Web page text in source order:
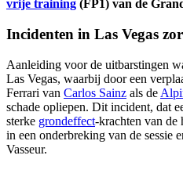
vrije training (FP1) van de
Incidenten in Las Vegas
Aanleiding voor de uitbarstingen
Las Vegas, waarbij door een
Ferrari van Carlos Sainz als de
schade opliepen. Dit incident, dat
sterke grondeffect-krachten van de
in een onderbreking van de sessie
Vasseur.